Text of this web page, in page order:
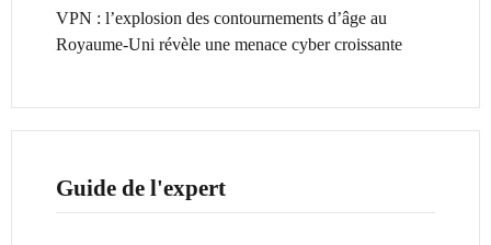
VPN : l’explosion des contournements d’âge au
Royaume-Uni révèle une menace cyber croissante
Guide de l'expert